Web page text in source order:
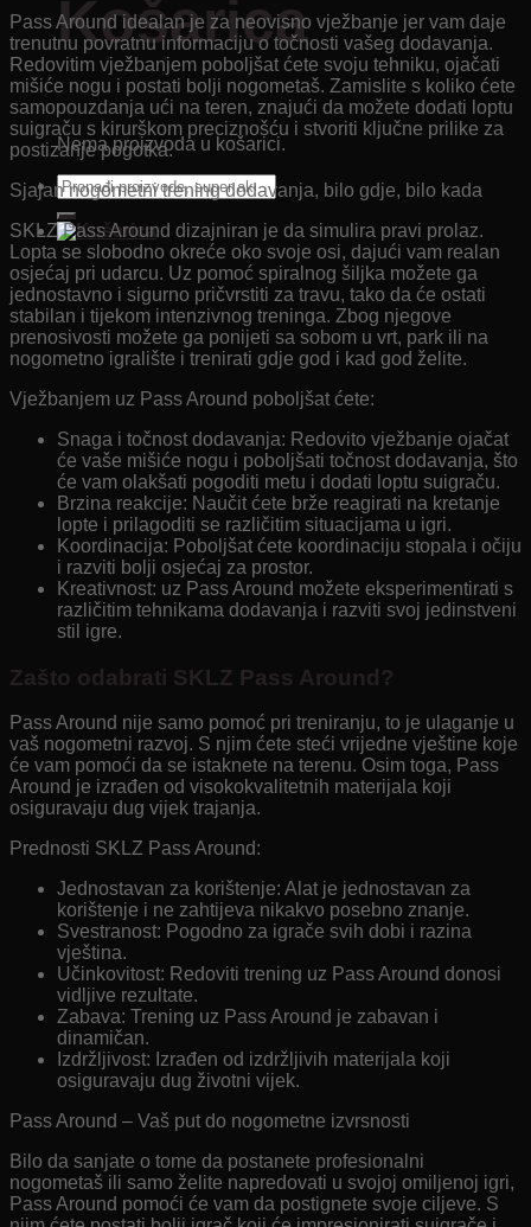
Košarica
Nema proizvoda u košarici.
Pretraži:
Pass Around idealan je za neovisno vježbanje jer vam daje
trenutnu povratnu informaciju o točnosti vašeg dodavanja.
Redovitim vježbanjem poboljšat ćete svoju tehniku, ojačati
mišiće nogu i postati bolji nogometaš. Zamislite s koliko ćete
samopouzdanja ući na teren, znajući da možete dodati loptu
suigraču s kirurškom preciznošću i stvoriti ključne prilike za
postizanje pogotka.
Sjajan nogometni trening dodavanja, bilo gdje, bilo kada
SKLZ Pass Around dizajniran je da simulira pravi prolaz.
Lopta se slobodno okreće oko svoje osi, dajući vam realan
osjećaj pri udarcu. Uz pomoć spiralnog šiljka možete ga
jednostavno i sigurno pričvrstiti za travu, tako da će ostati
stabilan i tijekom intenzivnog treninga. Zbog njegove
prenosivosti možete ga ponijeti sa sobom u vrt, park ili na
nogometno igralište i trenirati gdje god i kad god želite.
Vježbanjem uz Pass Around poboljšat ćete:
Snaga i točnost dodavanja: Redovito vježbanje ojačat
će vaše mišiće nogu i poboljšati točnost dodavanja, što
će vam olakšati pogoditi metu i dodati loptu suigraču.
Brzina reakcije: Naučit ćete brže reagirati na kretanje
lopte i prilagoditi se različitim situacijama u igri.
Koordinacija: Poboljšat ćete koordinaciju stopala i očiju
i razviti bolji osjećaj za prostor.
Kreativnost: uz Pass Around možete eksperimentirati s
različitim tehnikama dodavanja i razviti svoj jedinstveni
stil igre.
Zašto odabrati SKLZ Pass Around?
Pass Around nije samo pomoć pri treniranju, to je ulaganje u
vaš nogometni razvoj. S njim ćete steći vrijedne vještine koje
će vam pomoći da se istaknete na terenu. Osim toga, Pass
Around je izrađen od visokokvalitetnih materijala koji
osiguravaju dug vijek trajanja.
Prednosti SKLZ Pass Around:
Jednostavan za korištenje: Alat je jednostavan za
korištenje i ne zahtijeva nikakvo posebno znanje.
Svestranost: Pogodno za igrače svih dobi i razina
vještina.
Učinkovitost: Redoviti trening uz Pass Around donosi
vidljive rezultate.
Zabava: Trening uz Pass Around je zabavan i
dinamičan.
Izdržljivost: Izrađen od izdržljivih materijala koji
osiguravaju dug životni vijek.
Pass Around – Vaš put do nogometne izvrsnosti
Bilo da sanjate o tome da postanete profesionalni
nogometaš ili samo želite napredovati u svojoj omiljenoj igri,
Pass Around pomoći će vam da postignete svoje ciljeve. S